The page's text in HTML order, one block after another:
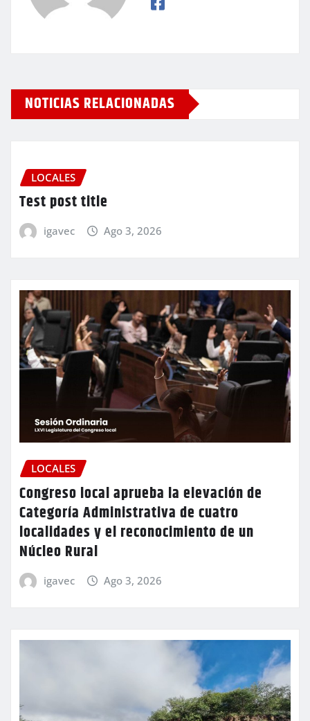
NOTICIAS RELACIONADAS
LOCALES
Test post title
igavec Ago 3, 2026
LOCALES
Congreso local aprueba la elevación de
Categoría Administrativa de cuatro
localidades y el reconocimiento de un
Núcleo Rural
igavec Ago 3, 2026